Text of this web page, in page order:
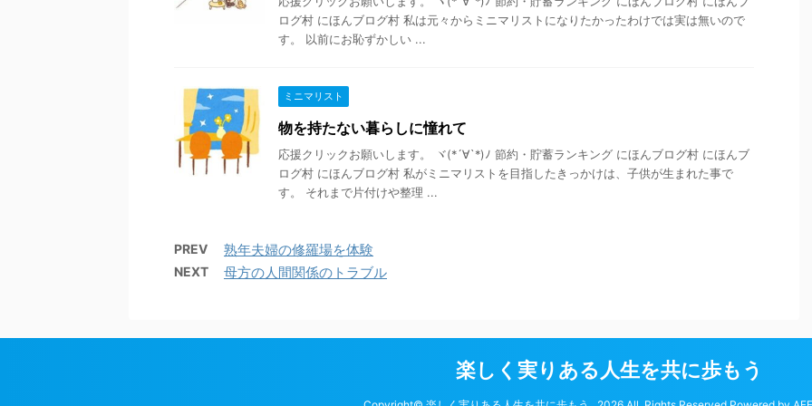
ログ村 にほんブログ村 私は元々からミニマリストになりたかったわけでは実は無いので
す。 以前にお恥ずかしい ...
ミニマリスト
物を持たない暮らしに憧れて
応援クリックお願いします。 ヾ(*´∀`*)ﾉ 節約・貯蓄ランキング にほんブログ村 にほんブ
ログ村 にほんブログ村 私がミニマリストを目指したきっかけは、子供が生まれた事で
す。 それまで片付けや整理 ...
PREV 熟年夫婦の修羅場を体験
NEXT 母方の人間関係のトラブル
楽しく実りある人生を共に歩もう